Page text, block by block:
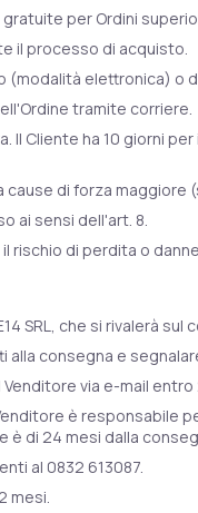
per Ordini
il processo di acquisto.
(modalità elettronica) o
tramite corriere.
Cliente ha 10 giorni
cause di forza
ai sensi dell'art. 8.
il rischio di perdita o
SRL, che si rivalerà sul
alla consegna e
via e-mail
è
di 24 mesi dalla
al 0832 613087.
mesi.